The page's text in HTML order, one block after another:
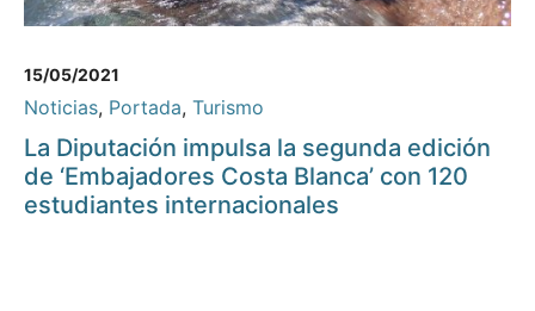
15/05/2021
Noticias, Portada, Turismo
La Diputación impulsa la segunda edición
de ‘Embajadores Costa Blanca’ con 120
estudiantes internacionales